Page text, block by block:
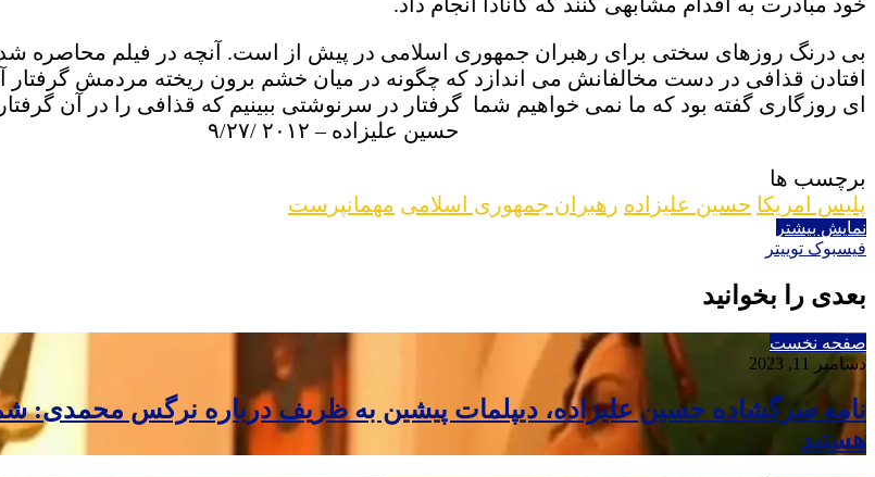
بی درنگ روزهای سختی برای رهبران جمهوری اسلامی در پیش از است. آنچه در فیلم محاصره
افتادن قذافی در دست مخالفانش می اندازد که چگونه در میان خشم برون ریخته مردمش گرفتار
ای روزگاری گفته بود که ما نمی خواهیم شما گرفتار در سرنوشتی ببینیم که قذافی را در آن
حسین علیزاده – ۲۰۱۲ /۹/۲۷
برچسب ها
پلیس امریکا حسین علیزاده رهبران جمهوری اسلامی مهمانپرست
نمایش بیشتر
فیسبوک توییتر
با
ایمیل
بعدی را بخوانید
صفحه نخست
دسامبر 11, 2023
نامه سرگشاده حسین علیزاده، دیپلمات پیشین به ظریف درباره نرگس محمدی:
هستید